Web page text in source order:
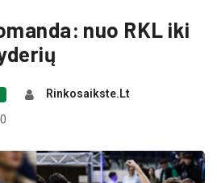
nuo RKL iki
Rinkosaikste.lt
0